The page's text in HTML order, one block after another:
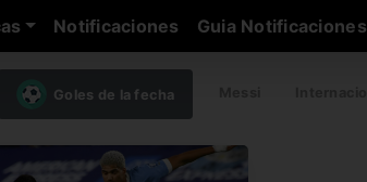
Notificaciones Guia Notificaciones
Goles de la fecha